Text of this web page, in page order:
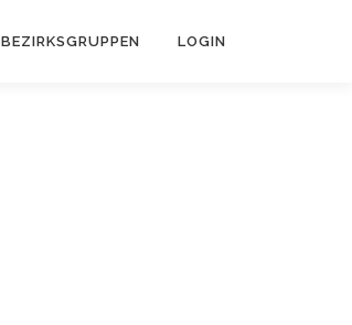
BEZIRKSGRUPPEN LOGIN